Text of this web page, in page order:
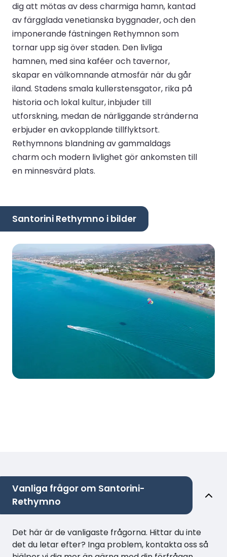
dig att mötas av dess charmiga hamn, kantad
av färgglada venetianska byggnader, och den
imponerande fästningen Rethymnon som
tornar upp sig över staden. Den livliga
hamnen, med sina kaféer och tavernor,
skapar en välkomnande atmosfär när du går
iland. Stadens smala kullerstensgator, rika på
historia och lokal kultur, inbjuder till
utforskning, medan de närliggande stränderna
erbjuder en avkopplande tillflyktsort.
Rethymnons blandning av gammaldags
charm och modern livlighet gör ankomsten till
en minnesvärd plats.
Santorini Rethymno i bilder
Vanliga frågor om Santorini-
Rethymno
Det här är de vanligaste frågorna. Hittar du inte
det du letar efter? Inga problem, kontakta oss så